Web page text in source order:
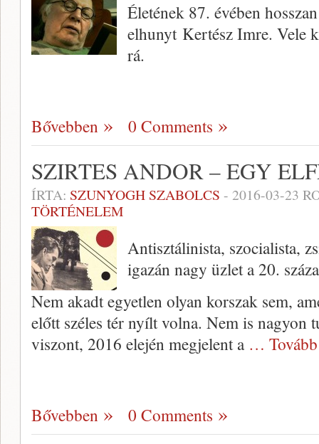
Életének 87. évében
elhunyt Kertész Imre. Vele
rá.
Bővebben 0 Comments
SZIRTES ANDOR – EGY
ÍRTA: SZUNYOGH SZABOLCS - 2016-03-23
TÖRTÉNELEM
Antisztálinista, szocialista,
igazán nagy üzlet a 20.
Nem akadt egyetlen olyan korszak sem,
előtt széles tér nyílt volna. Nem is
viszont, 2016 elején megjelent a …
Bővebben 0 Comments